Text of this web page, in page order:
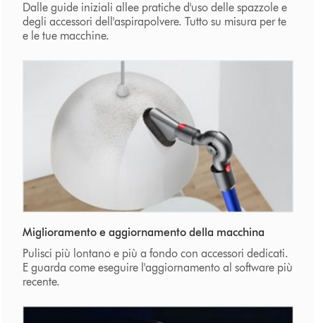
Dalle guide iniziali allee pratiche d'uso delle spazzole e
degli accessori dell'aspirapolvere. Tutto su misura per te
e le tue macchine.
Miglioramento e aggiornamento della macchina
Pulisci più lontano e più a fondo con accessori dedicati.
E guarda come eseguire l'aggiornamento al software più
recente.